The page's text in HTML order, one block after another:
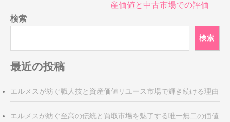
ゲ
ー
ョ
ン
産価値と中古市場での評価
検索
検索
最近の投稿
エルメスが紡ぐ職人技と資産価値リユース市場で輝き続ける理由
エルメスが紡ぐ至高の伝統と買取市場を魅了する唯一無二の価値